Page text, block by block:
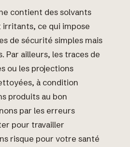
contient des solvants
irritants, ce qui impose
de sécurité simples mais
Par ailleurs, les traces de
ou les projections
à condition
produits au bon
par les erreurs
pour travailler
risque pour votre santé